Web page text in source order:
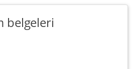
belgeleri